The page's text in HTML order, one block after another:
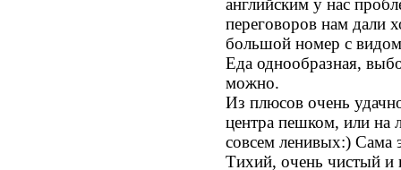
английским у нас
переговоров нам дали
большой номер с видом
Еда однообразная,
можно.
Из плюсов очень
центра пешком, или на
совсем ленивых:) Сама
Тихий, очень чистый и